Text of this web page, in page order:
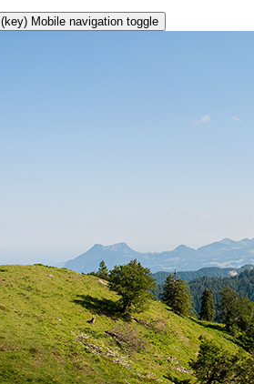
(key) Mobile navigation toggle